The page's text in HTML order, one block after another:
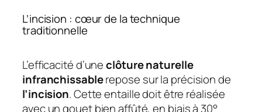
L’incision : cœur de la technique
traditionnelle
L’efficacité d’uneclôture naturelle
infranchissablerepose sur la précision de
l’incision. Cette entaille doit être réalisée
avec un gouet bien affûté, en biais à 30°